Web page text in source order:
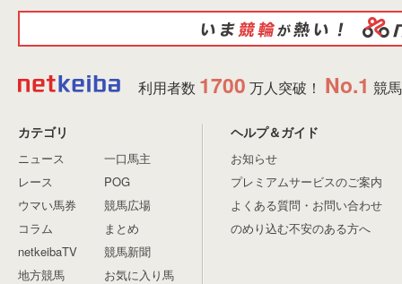
利用者数 1700 万人突破！ No.1 競
カテゴリ
ニュース
レース
ウマい馬券
コラム
netkeibaTV
地方競馬
一口馬主
POG
競馬広場
まとめ
競馬新聞
お気に入り馬
ヘルプ＆ガイド
お知らせ
プレミアムサービスのご案内
よくある質問・お問い合わせ
のめり込む不安のある方へ